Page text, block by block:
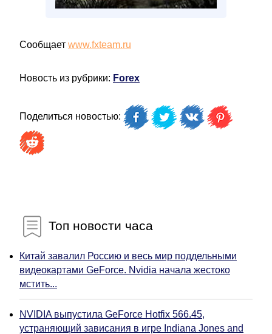
Сообщает www.fxteam.ru
Новость из рубрики: Forex
Поделиться новостью:
Топ новости часа
Китай завалил Россию и весь мир поддельными
видеокартами GeForce. Nvidia начала жестоко
мстить...
NVIDIA выпустила GeForce Hotfix 566.45,
устраняющий зависания в игре Indiana Jones and